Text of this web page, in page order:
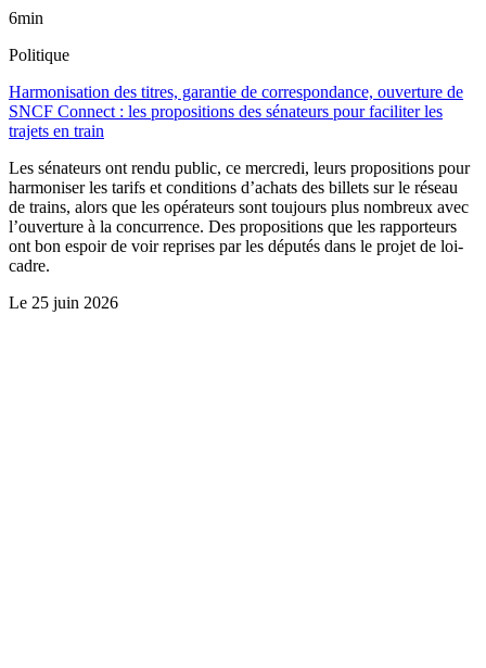
6min
Politique
Harmonisation des titres, garantie de correspondance, ouverture de
SNCF Connect : les propositions des sénateurs pour faciliter les
trajets en train
Les sénateurs ont rendu public, ce mercredi, leurs propositions pour
harmoniser les tarifs et conditions d’achats des billets sur le réseau
de trains, alors que les opérateurs sont toujours plus nombreux avec
l’ouverture à la concurrence. Des propositions que les rapporteurs
ont bon espoir de voir reprises par les députés dans le projet de loi-
cadre.
Le 25 juin 2026